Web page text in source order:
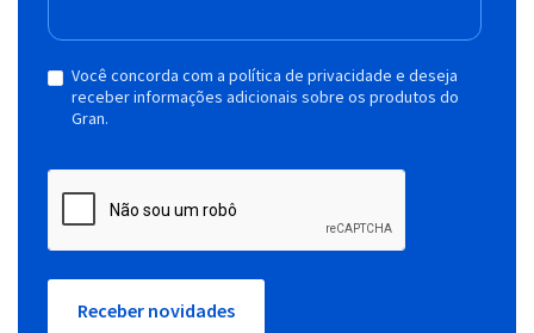
Você concorda com a política de privacidade e deseja
receber informações adicionais sobre os produtos do
Gran.
Receber novidades